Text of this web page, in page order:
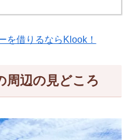
を借りるならKlook！
周辺の見どころ